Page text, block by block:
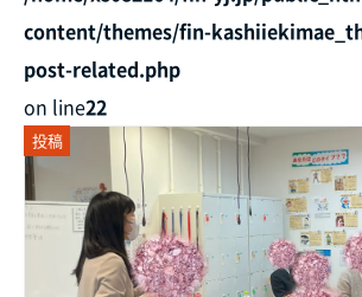
content/themes/fin-
post-related.php
on line22
投稿